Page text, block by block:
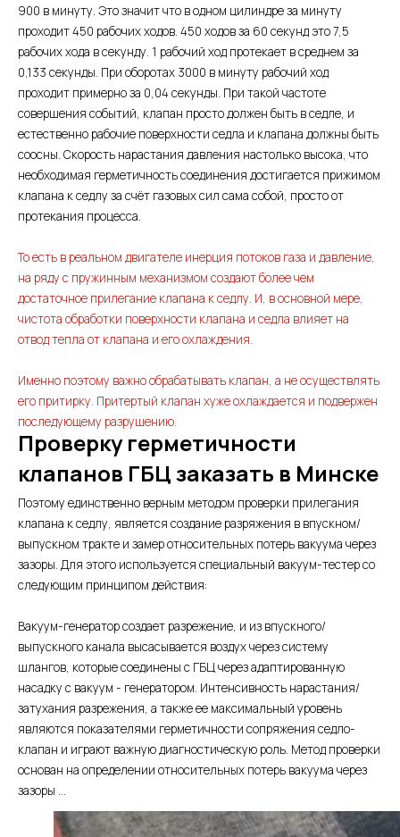
900 в минуту. Это значит что в одном цилиндре за минуту
проходит 450 рабочих ходов. 450 ходов за 60 секунд это 7,5
рабочих хода в секунду. 1 рабочий ход протекает в среднем за
0,133 секунды. При оборотах 3000 в минуту рабочий ход
проходит примерно за 0,04 секунды. При такой частоте
совершения событий, клапан просто должен быть в седле, и
естественно рабочие поверхности седла и клапана должны быть
соосны. Скорость нарастания давления настолько высока, что
необходимая герметичность соединения достигается прижимом
клапана к седлу за счёт газовых сил сама собой, просто от
протекания процесса.
То есть в реальном двигателе инерция потоков газа и давление,
на ряду с пружинным механизмом создают более чем
достаточное прилегание клапана к седлу. И, в основной мере,
чистота обработки поверхности клапана и седла влияет на
отвод тепла от клапана и его охлаждения.
Именно поэтому важно обрабатывать клапан, а не осуществлять
его притирку. Притертый клапан хуже охлаждается и подвержен
последующему разрушению.
Проверку герметичности
клапанов ГБЦ заказать в Минске
Поэтому единственно верным методом проверки прилегания
клапана к седлу, является создание разряжения в впускном/
выпускном тракте и замер относительных потерь вакуума через
зазоры. Для этого используется специальный вакуум-тестер со
следующим принципом действия:
Вакуум-генератор создает разрежение, и из впускного/
выпускного канала высасывается воздух через систему
шлангов, которые соединены с ГБЦ через адаптированную
насадку с вакуум - генератором. Интенсивность нарастания/
затухания разрежения, а также ее максимальный уровень
являются показателями герметичности сопряжения седло-
клапан и играют важную диагностическую роль. Метод проверки
основан на определении относительных потерь вакуума через
зазоры ...